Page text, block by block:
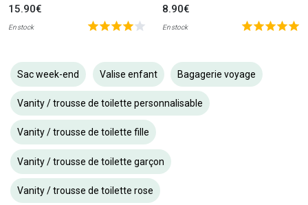
15.90€
En stock
8.90€
En stock
Sac week-end Valise enfant Bagagerie voyage
Vanity / trousse de toilette personnalisable
Vanity / trousse de toilette fille
Vanity / trousse de toilette garçon
Vanity / trousse de toilette rose